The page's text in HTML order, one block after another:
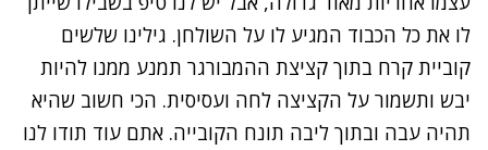
לו את כל הכבוד המגיע לו על השולחן. גילינו שלשים
קוביית קרח בתוך קציצת ההמבורגר תמנע ממנו להיות
יבש ותשמור על הקציצה לחה ועסיסית. הכי חשוב שהיא
תהיה עבה ובתוך ליבה תונח הקובייה. אתם עוד תודו לנו